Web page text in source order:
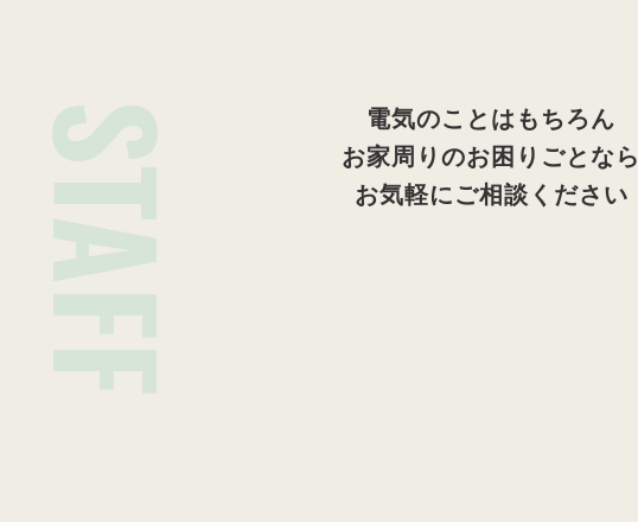
STAFF
電気のことはもちろん
お家周りのお困りごとなら
お気軽にご相談ください